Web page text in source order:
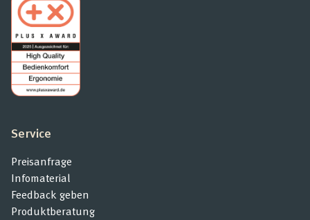
Service
Preisanfrage
Infomaterial
Feedback geben
Produktberatung